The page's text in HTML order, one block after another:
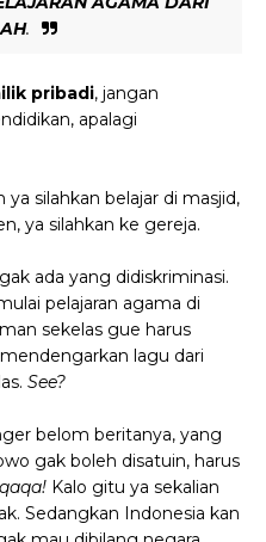
.
pribadi, jangan
apalagi
silahkan belajar di masjid,
ya silahkan ke gereja.
ada yang didiskriminasi.
pelajaran agama di
sekelas gue harus
lagu dari
See?
belom beritanya, yang
gak boleh disatuin, harus
Kalo gitu ya sekalian
Sedangkan Indonesia kan